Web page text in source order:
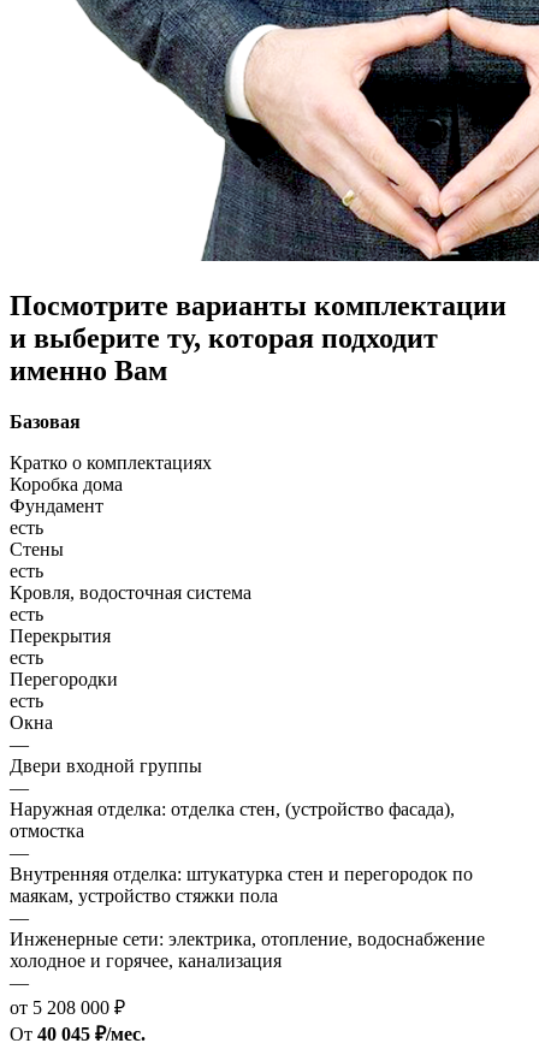
Посмотрите варианты комплектации
и выберите ту, которая подходит
именно Вам
Базовая
Кратко о комплектациях
Коробка дома
Фундамент
есть
Стены
есть
Кровля, водосточная система
есть
Перекрытия
есть
Перегородки
есть
Окна
—
Двери входной группы
—
Наружная отделка: отделка стен, (устройство фасада),
отмостка
—
Внутренняя отделка: штукатурка стен и перегородок по
маякам, устройство стяжки пола
—
Инженерные сети: электрика, отопление, водоснабжение
холодное и горячее, канализация
—
от 5 208 000 ₽
От 40 045 ₽/мес.